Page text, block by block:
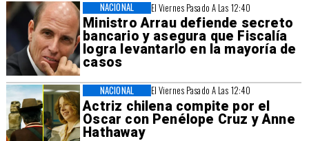
El Viernes Pasado A Las 12:40
Ministro Arrau defiende secreto
bancario y asegura que Fiscalía
logra levantarlo en la mayoría de
casos
NACIONAL
El Viernes Pasado A Las 12:40
Actriz chilena compite por el
Oscar con Penélope Cruz y Anne
Hathaway
NACIONAL